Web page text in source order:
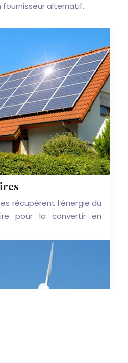
fournisseur alternatif.
récupèrent l’énergie du
pour la convertir en